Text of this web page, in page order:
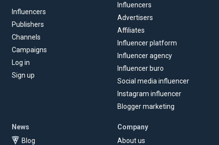
Influencers
Publishers
Channels
Campaigns
Log in
Sign up
Influencers
Advertisers
Affiliates
Influencer platform
Influencer agency
Influencer buro
Social media influencer
Instagram influencer
Blogger marketing
News
Blog
Company
About us